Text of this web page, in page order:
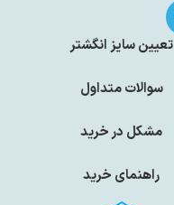
تعیین سایز انگشتر
سوالات متداول
مشکل در خرید
راهنمای خرید